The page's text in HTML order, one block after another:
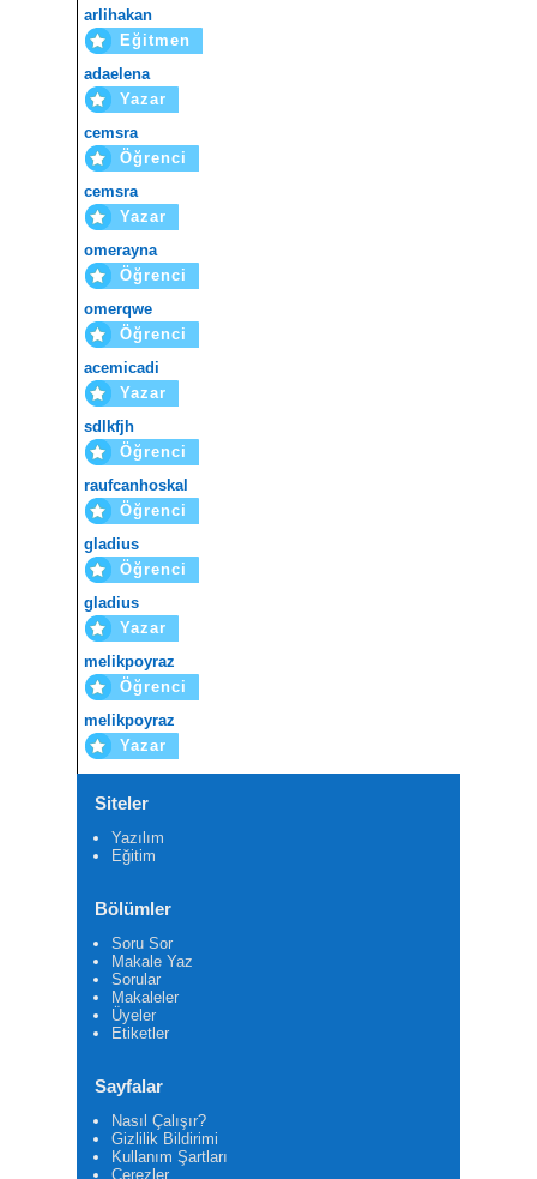
arlihakan
Eğitmen
adaelena
Yazar
cemsra
Öğrenci
cemsra
Yazar
omerayna
Öğrenci
omerqwe
Öğrenci
acemicadi
Yazar
sdlkfjh
Öğrenci
raufcanhoskal
Öğrenci
gladius
Öğrenci
gladius
Yazar
melikpoyraz
Öğrenci
melikpoyraz
Yazar
Siteler
Yazılım
Eğitim
Bölümler
Soru Sor
Makale Yaz
Sorular
Makaleler
Üyeler
Etiketler
Sayfalar
Nasıl Çalışır?
Gizlilik Bildirimi
Kullanım Şartları
Çerezler